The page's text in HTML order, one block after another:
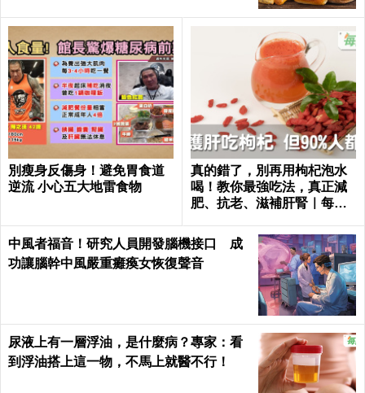
別瘦身反傷身！避免胃食道
逆流 小心五大地雷食物
真的錯了，別再用枸杞泡水
喝！教你最強吃法，真正減
肥、抗老、滋補肝腎｜每日
中風者福音！研究人員開發腦機接口 成
功讓腦幹中風嚴重癱瘓女恢復聲音
尿液上有一層浮油，是什麼病？專家：看
到浮油搭上這一物，不馬上就醫不行！